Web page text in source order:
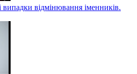
випадки відмінювання іменників.